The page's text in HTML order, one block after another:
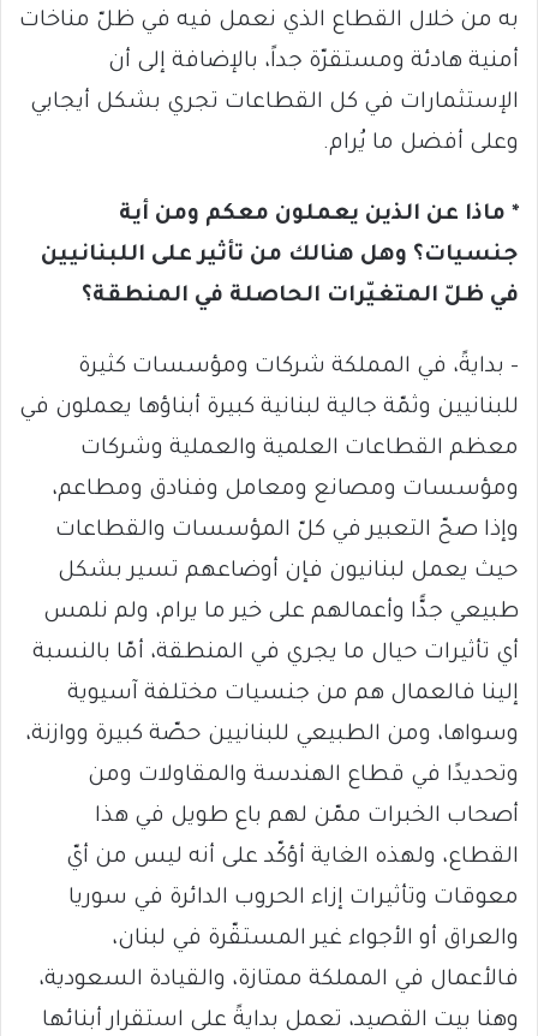
به من خلال القطاع الذي نعمل فيه في ظلّ مناخات
أمنية هادئة ومستقرّة جداً، بالإضافة إلى أن
الإستثمارات في كل القطاعات تجري بشكل أيجابي
وعلى أفضل ما يُرام.
* ماذا عن الذين يعملون معكم ومن أية
جنسيات؟ وهل هنالك من تأثير على اللبنانيين
في ظلّ المتغيّرات الحاصلة في المنطقة؟
– بدايةً، في المملكة شركات ومؤسسات كثيرة
للبنانيين وثمّة جالية لبنانية كبيرة أبناؤها يعملون في
معظم القطاعات العلمية والعملية وشركات
ومؤسسات ومصانع ومعامل وفنادق ومطاعم،
وإذا صحّ التعبير في كلّ المؤسسات والقطاعات
حيث يعمل لبنانيون فإن أوضاعهم تسير بشكل
طبيعي جدًّا وأعمالهم على خير ما يرام، ولم نلمس
أي تأثيرات حيال ما يجري في المنطقة، أمّا بالنسبة
إلينا فالعمال هم من جنسيات مختلفة آسيوية
وسواها، ومن الطبيعي للبنانيين حصّة كبيرة ووازنة،
وتحديدًا في قطاع الهندسة والمقاولات ومن
أصحاب الخبرات ممّن لهم باع طويل في هذا
القطاع، ولهذه الغاية أؤكّد على أنه ليس من أيّ
معوقات وتأثيرات إزاء الحروب الدائرة في سوريا
والعراق أو الأجواء غير المستقّرة في لبنان،
فالأعمال في المملكة ممتازة، والقيادة السعودية،
وهنا بيت القصيد، تعمل بدايةً على استقرار أبنائها